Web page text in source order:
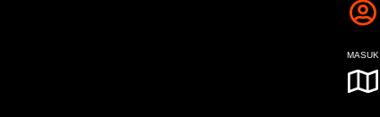
MASUK